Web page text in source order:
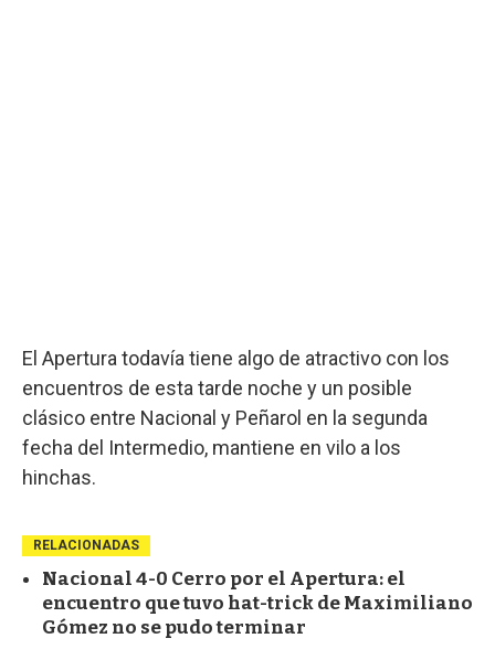
El Apertura todavía tiene algo de atractivo con los
encuentros de esta tarde noche y un posible
clásico entre Nacional y Peñarol en la segunda
fecha del Intermedio, mantiene en vilo a los
hinchas.
RELACIONADAS
Nacional 4-0 Cerro por el Apertura: el
encuentro que tuvo hat-trick de Maximiliano
Gómez no se pudo terminar